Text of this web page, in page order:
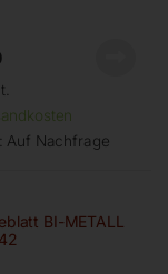
Auf Nachfrage
BI-METALL